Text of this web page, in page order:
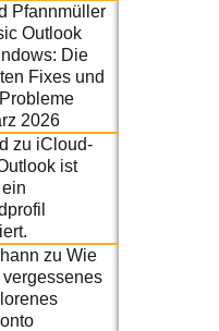
Pfannmüller
Outlook
Die
Fixes und
2026
zu iCloud-
ist
zu Wie
vergessenes